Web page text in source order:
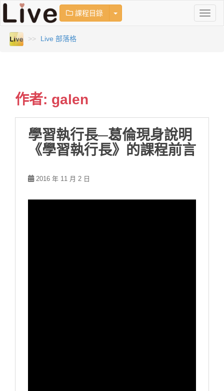
T
課程目錄 TOGGLE DROPDOWN
Live 部落格
作者: galen
學習執行長─葛倫現身說明
《學習執行長》的課程前言
2016 年 11 月 2 日